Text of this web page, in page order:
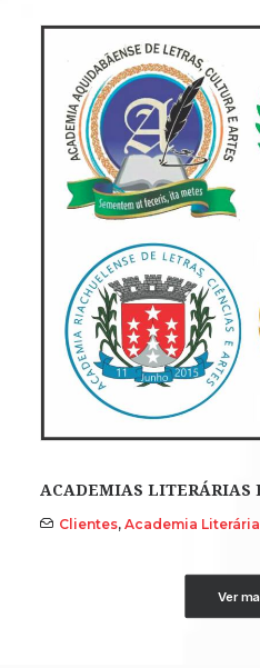
ACADEMIAS LITERÁRIAS
Clientes, Academia Literária
Ver